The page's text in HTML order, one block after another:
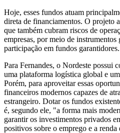
Hoje, esses fundos atuam
direta de financiamentos. O projeto
que também cubram riscos de
empresas, por meio de
participação em fundos garantidores.
Para Fernandes, o Nordeste possui
uma plataforma logística global e
Porém, para aproveitar essas
financeiros modernos capazes de
estrangeiro. Dotar os fundos
é, segundo ele, "a forma mais
garantir os investimentos privados
positivos sobre o emprego e a renda